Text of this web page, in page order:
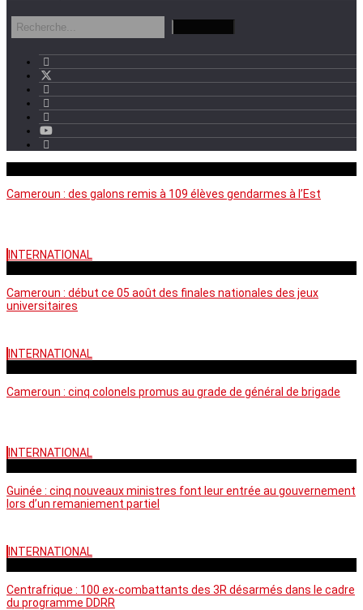
Cameroun : des galons remis à 109 élèves gendarmes à l’Est
INTERNATIONAL
Cameroun : début ce 05 août des finales nationales des jeux
universitaires
INTERNATIONAL
Cameroun : cinq colonels promus au grade de général de brigade
INTERNATIONAL
Guinée : cinq nouveaux ministres font leur entrée au gouvernement
lors d’un remaniement partiel
INTERNATIONAL
Centrafrique : 100 ex-combattants des 3R désarmés dans le cadre
du programme DDRR